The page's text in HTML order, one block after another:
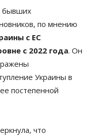
бывших
по мнению
с ЕС
с 2022 года. Он
Украины в
постепенной
что